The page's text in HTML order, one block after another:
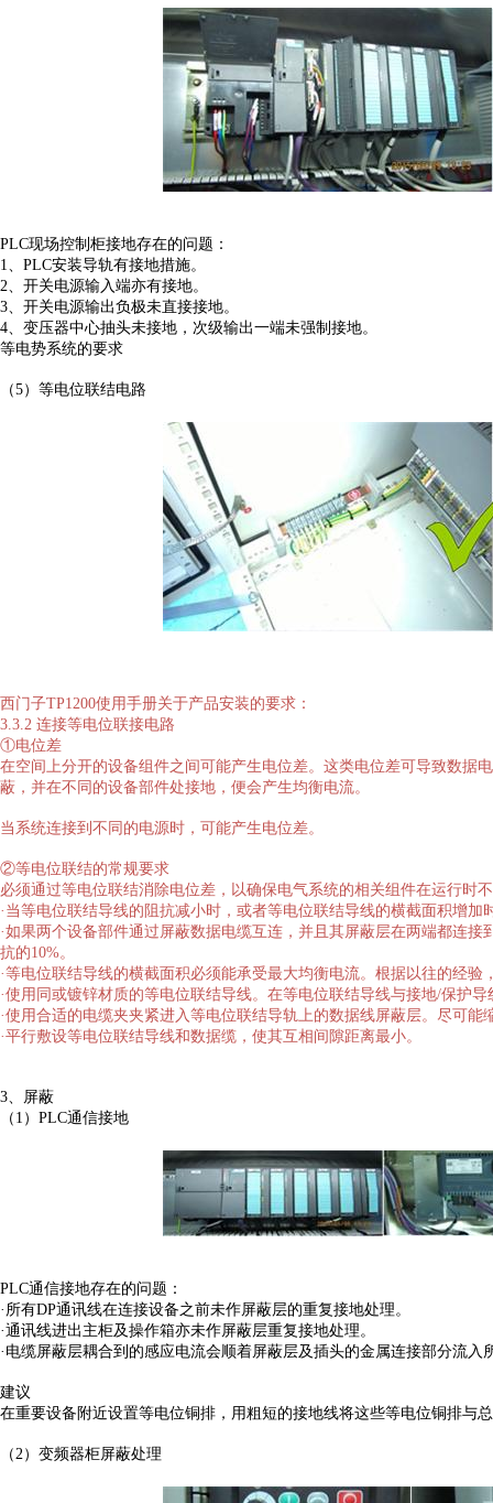
PLC现场控制柜接地存在的问题：
1、PLC安装导轨有接地措施。
2、开关电源输入端亦有接地。
3、开关电源输出负极未直接接地。
4、变压器中心抽头未接地，次级输出一端未强制接地。
等电势系统的要求
（5）等电位联结电路
西门子TP1200使用手册关于产品安装的要求：
3.3.2 连接等电位联接电路
①电位差
在空间上分开的设备组件之间可能产生电位差。这类电位差可导致数据
蔽，并在不同的设备部件处接地，便会产生均衡电流。
当系统连接到不同的电源时，可能产生电位差。
②等电位联结的常规要求
必须通过等电位联结消除电位差，以确保电气系统的相关组件在运行时
·当等电位联结导线的阻抗减小时，或者等电位联结导线的横截面积增加
·如果两个设备部件通过屏蔽数据电缆互连，并且其屏蔽层在两端都连
抗的10%。
·等电位联结导线的横截面积必须能承受最大均衡电流。根据以往的经
·使用同或镀锌材质的等电位联结导线。在等电位联结导线与接地/保护
·使用合适的电缆夹夹紧进入等电位联结导轨上的数据线屏蔽层。尽可
·平行敷设等电位联结导线和数据缆，使其互相间隙距离最小。
3、屏蔽
（1）PLC通信接地
PLC通信接地存在的问题：
·所有DP通讯线在连接设备之前未作屏蔽层的重复接地处理。
·通讯线进出主柜及操作箱亦未作屏蔽层重复接地处理。
·电缆屏蔽层耦合到的感应电流会顺着屏蔽层及插头的金属连接部分流
建议
在重要设备附近设置等电位铜排，用粗短的接地线将这些等电位铜排与
（2）变频器柜屏蔽处理